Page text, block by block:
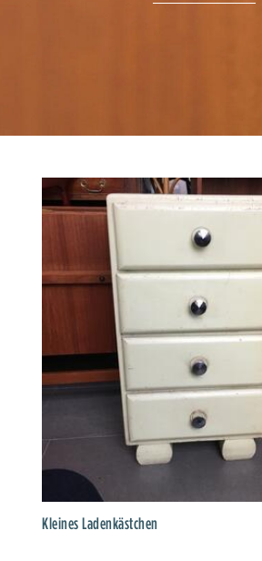
Kleines Ladenkästchen